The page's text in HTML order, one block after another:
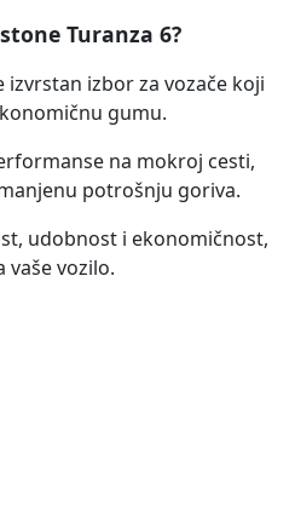
Turanza 6?
izvrstan izbor za vozače koji
gumu.
na mokroj cesti,
potrošnju goriva.
udobnost i ekonomičnost,
vaše vozilo.